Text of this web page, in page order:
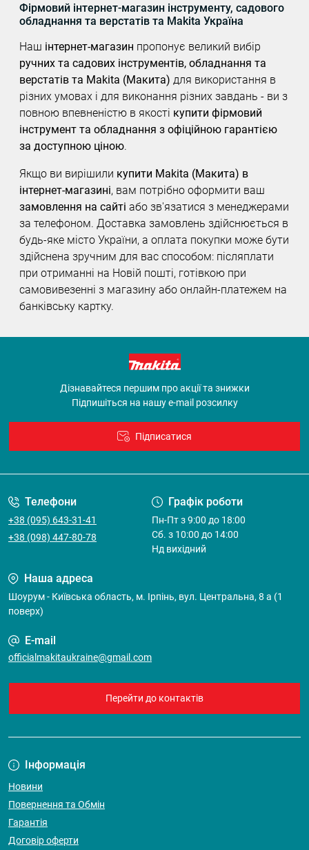
Фірмовий інтернет-магазин інструменту, садового
обладнання та верстатів та Makita Україна
Наш інтернет-магазин пропонує великий вибір
ручних та садових інструментів, обладнання та
верстатів та Makita (Макита) для використання в
різних умовах і для виконання різних завдань - ви з
повною впевненістю в якості купити фірмовий
інструмент та обладнання з офіційною гарантією
за доступною ціною.
Якщо ви вирішили купити Makita (Макита) в
інтернет-магазині, вам потрібно оформити ваш
замовлення на сайті або зв'язатися з менеджерами
за телефоном. Доставка замовлень здійснюється в
будь-яке місто України, а оплата покупки може бути
здійснена зручним для вас способом: післяплати
при отриманні на Новій пошті, готівкою при
самовивезенні з магазину або онлайн-платежем на
банківську картку.
Дізнавайтеся першим про акції та знижки
Підпишіться на нашу e-mail розсилку
Підписатися
Телефони
+38 (095) 643-31-41
+38 (098) 447-80-78
Графік роботи
Пн-Пт з 9:00 до 18:00
Cб. з 10:00 до 14:00
Нд вихідний
Наша адреса
Шоурум - Київська область, м. Ірпінь, вул. Центральна, 8 а (1
поверх)
E-mail
officialmakitaukraine@gmail.com
Перейти до контактів
Інформація
Новини
Повернення та Обмін
Гарантія
Договір оферти